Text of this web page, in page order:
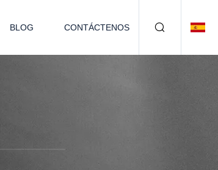
BLOG CONTÁCTENOS